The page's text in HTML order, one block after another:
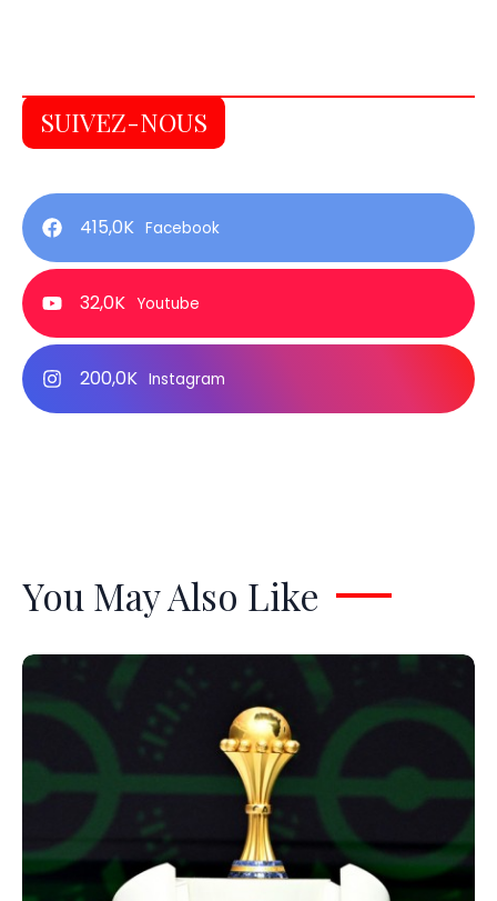
SUIVEZ-NOUS
415,0K Facebook
32,0K Youtube
200,0K Instagram
You May Also Like